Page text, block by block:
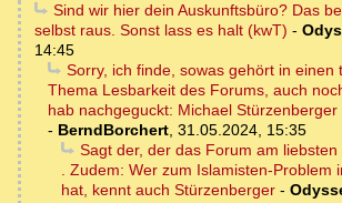
Sind wir hier dein Auskunftsbüro? Das
selbst raus. Sonst lass es halt (kwT) -
14:45
Sorry, ich finde, sowas gehört in einen
Thema Lesbarkeit des Forums, auch
hab nachgeguckt: Michael
- BerndBorchert, 31.05.2024, 15:35
Sagt der, der das Forum am
. Zudem: Wer zum Islamisten-Problem
hat, kennt auch Stürzenberger -